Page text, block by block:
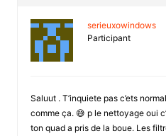
serieuxowindows
Participant
Saluut . T’inquiete pas c’ets
comme ça. 😅 p le nettoyage oui
ton quad a pris de la boue. Les